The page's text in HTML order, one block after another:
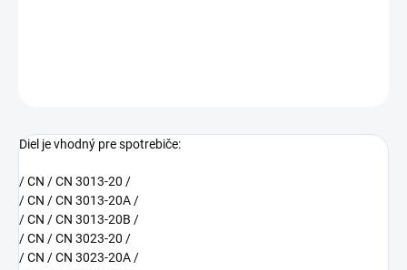
Diel je vhodný pre spotrebiče:
/ CN / CN 3013-20 /
/ CN / CN 3013-20A /
/ CN / CN 3013-20B /
/ CN / CN 3023-20 /
/ CN / CN 3023-20A /